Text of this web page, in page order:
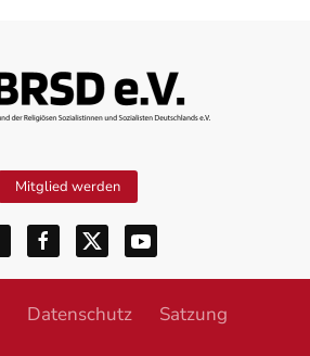
Mitglied werden
Datenschutz Satzung